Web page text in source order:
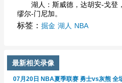
湖人：斯威德，达胡安-戈登
缪尔-门尼加。
标签： 掘金 湖人 NBA
最新相关录像
07月20日 NBA夏季联赛 勇士vs灰熊 全